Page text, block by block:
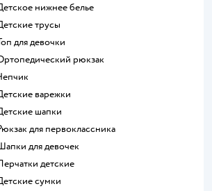
Детское нижнее белье
Детские трусы
Топ для девочки
Ортопедический рюкзак
Чепчик
Детские варежки
Детские шапки
Рюкзак для первоклассника
Шапки для девочек
Перчатки детские
Детские сумки